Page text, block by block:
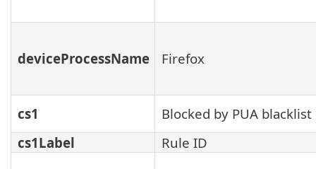
deviceProcessName Firefox
cs1
Blocked by PUA blacklist
cs1Label
Rule ID